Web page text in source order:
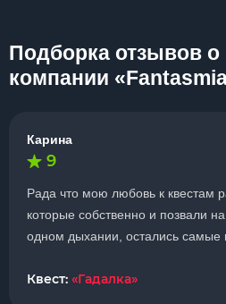
Подборка отзывов о
компании
Карина
9
Рада что мою любовь к квестам
которые собственно и позвали
одном дыхании, остались самые
Квест: «Гадалка»